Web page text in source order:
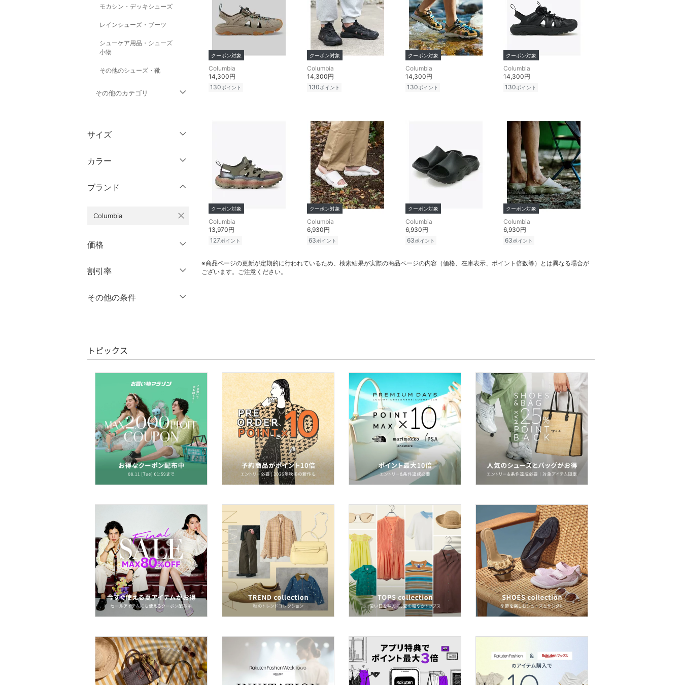
モカシン・デッキシューズ
レインシューズ・ブーツ
シューケア用品・シューズ
小物
その他のシューズ・靴
その他のカテゴリ
パンツ
ワンピース・ドレス
スカート
ーオール
バッグ
インナー・ルームウェア
ヘアアクセサリー
マタニティウェア・ベビ
着物・浴衣・和装小物
スキンケア
ベースメイク
ネイル
ボディケア・オーラルケ
ア
サイズ
10
11
13
14
16
19 19.5
22.5
23 23.5
24 24.5
25.5
26 26.5
27 27.5
29 29.5
30 30.5
31 フリー
クリア 絞り込み
カラー
クリア
ブランド
Columbia close
価格
絞り込み
割引率
％OFF～ ％OFF
その他の条件
クリア 絞り込み
クーポン対象
Columbia
14,300円
130ポイント
クーポン対象
Columbia
14,300円
130ポイント
クーポン対象
Columbia
14,300円
130ポイント
クーポン対象
Columbia
14,300円
130ポイント
クーポン対象
Columbia
13,970円
127ポイント
クーポン対象
Columbia
6,930円
63ポイント
クーポン対象
Columbia
6,930円
63ポイント
クーポン対象
Columbia
6,930円
63ポイント
※商品ページの更新が定期的に行われているため、検索結果が実際の商品ページの内容（価格、在庫表示、ポイント倍数等）とは異なる場合が
ございます。ご注意ください。
トピックス